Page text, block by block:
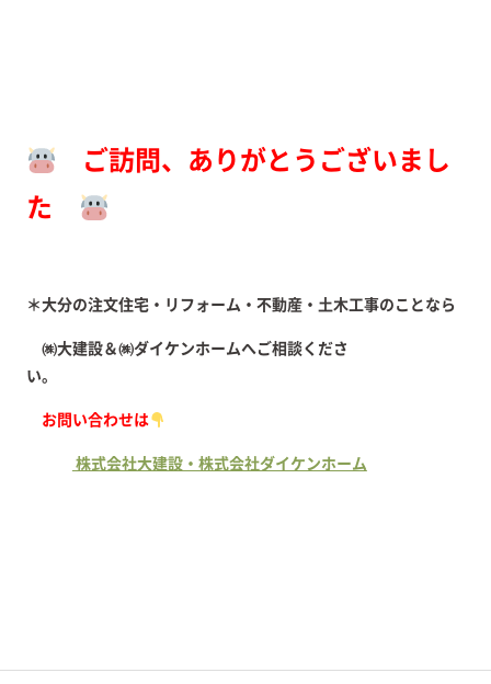
ご訪問、ありがとうございまし
た
＊大分の注文住宅・リフォーム・不動産・土木工事のことなら
㈱大建設＆㈱ダイケンホームへご相談くださ
い。
お問い合わせは
株式会社大建設・株式会社ダイケンホーム